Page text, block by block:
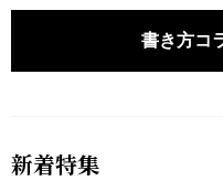
書き方コ
新着特集